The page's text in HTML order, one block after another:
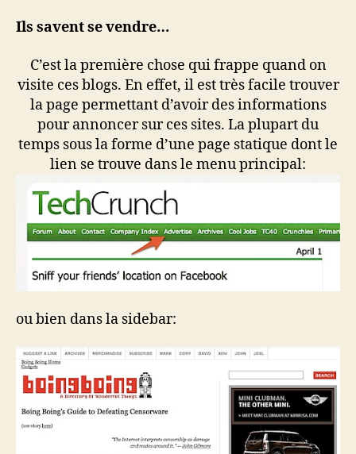
Ils savent se vendre…
C’est la première chose qui frappe quand on
visite ces blogs. En effet, il est très facile trouver
la page permettant d’avoir des informations
pour annoncer sur ces sites. La plupart du
temps sous la forme d’une page statique dont le
lien se trouve dans le menu principal:
ou bien dans la sidebar: